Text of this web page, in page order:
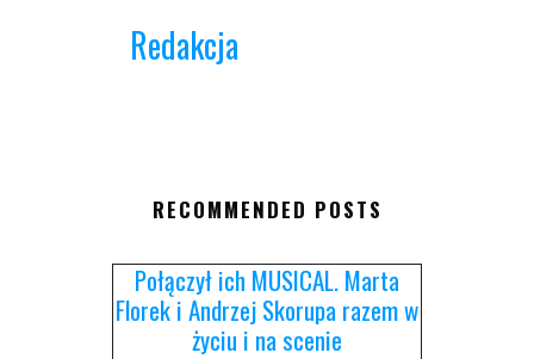
Redakcja
RECOMMENDED POSTS
Połączył ich MUSICAL. Marta
Florek i Andrzej Skorupa razem w
życiu i na scenie